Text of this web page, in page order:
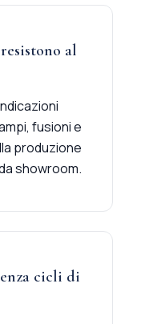
al
fusioni e
produzione
showroom.
cicli di